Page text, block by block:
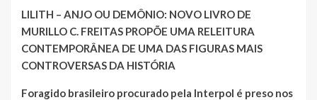
LILITH – ANJO OU DEMÔNIO: NOVO LIVRO DE
MURILLO C. FREITAS PROPÕE UMA RELEITURA
CONTEMPORÂNEA DE UMA DAS FIGURAS MAIS
CONTROVERSAS DA HISTÓRIA
Foragido brasileiro procurado pela Interpol é preso nos